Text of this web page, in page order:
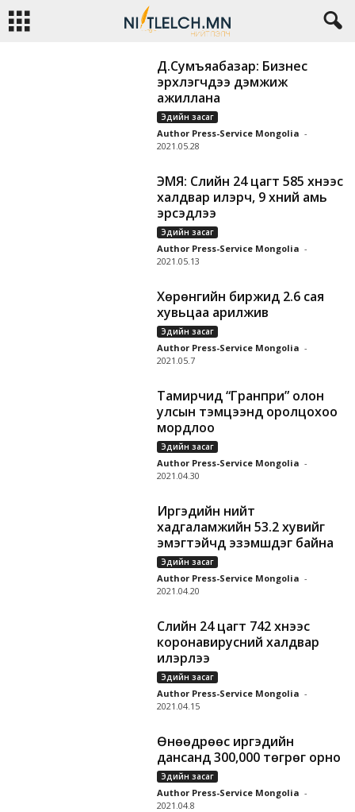
Д.Сумъяабазар: Бизнес
эрхлэгчдээ дэмжиж
ажиллана
Эдийн засаг
Author Press-Service Mongolia -
2021.05.28
ЭМЯ: Сүүлийн 24 цагт 585 хүнээс
халдвар илэрч, 9 хүний амь
эрсэдлээ
Эдийн засаг
Author Press-Service Mongolia -
2021.05.13
Хөрөнгийн биржид 2.6 сая
хувьцаа арилжив
Эдийн засаг
Author Press-Service Mongolia -
2021.05.7
Тамирчид “Гранпри” олон
улсын тэмцээнд оролцохоо
мордлоо
Эдийн засаг
Author Press-Service Mongolia -
2021.04.30
Иргэдийн нийт
хадгаламжийн 53.2 хувийг
эмэгтэйчүүд эзэмшдэг байна
Эдийн засаг
Author Press-Service Mongolia -
2021.04.20
Сүүлийн 24 цагт 742 хүнээс
коронавирусний халдвар
илэрлээ
Эдийн засаг
Author Press-Service Mongolia -
2021.04.15
Өнөөдрөөс иргэдийн
дансанд 300,000 төгрөг орно
Эдийн засаг
Author Press-Service Mongolia -
2021.04.8